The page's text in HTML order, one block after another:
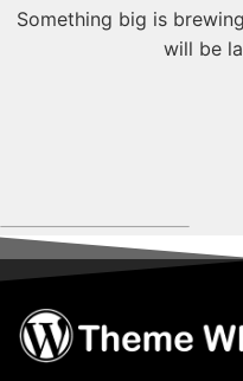
Something big is
will be